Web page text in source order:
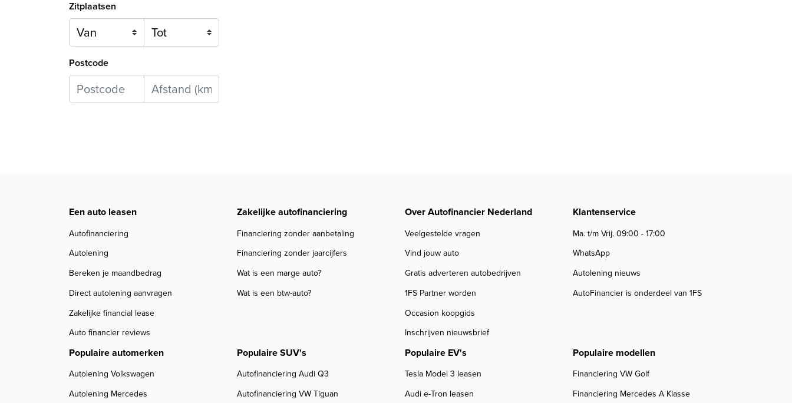
Zitplaatsen
Postcode
Een auto leasen
Autofinanciering
Autolening
Bereken je maandbedrag
Direct autolening aanvragen
Zakelijke financial lease
Auto financier reviews
Zakelijke autofinanciering
Financiering zonder aanbetaling
Financiering zonder jaarcijfers
Wat is een marge auto?
Wat is een btw-auto?
Over Autofinancier Nederland
Veelgestelde vragen
Vind jouw auto
Gratis adverteren autobedrijven
1FS Partner worden
Occasion koopgids
Inschrijven nieuwsbrief
Klantenservice
Ma. t/m Vrij. 09:00 - 17:00
WhatsApp
Autolening nieuws
AutoFinancier is onderdeel van 1FS
Populaire automerken
Autolening Volkswagen
Autolening Mercedes
Populaire SUV's
Autofinanciering Audi Q3
Autofinanciering VW Tiguan
Populaire EV's
Tesla Model 3 leasen
Audi e-Tron leasen
Populaire modellen
Financiering VW Golf
Financiering Mercedes A Klasse